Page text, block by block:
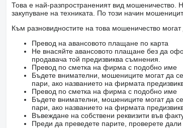
Това е най-разпространеният вид мошеничество.
закупуване на техниката. По този начин
Към разновидностите на това мошеничество могат
Превод на авансовото плащане по карта
Не внасяйте авансовото плащане без да
продавача той предизвиква съмнения.
Превод по сметка на фирма с подобно име
Бъдете внимателни, мошениците могат да
пари, ако названието на фирмата
Превод по сметка на фирма с подобно име
Бъдете внимателни, мошениците могат да
пари, ако названието на фирмата
Въвеждане на собствени реквизити във
Преди да преведете парите, проверете